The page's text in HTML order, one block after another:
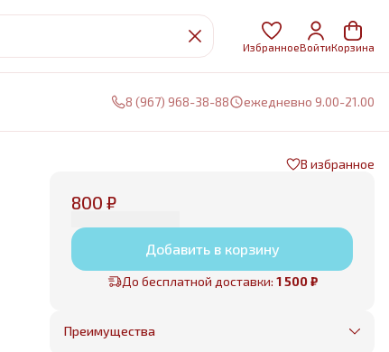
ИзбранноеВойтиКорзина
8 (967) 968-38-88 ежедневно 9.00-21.00
В избранное
800 ₽
Добавить в корзину
До бесплатной доставки: 1 500 ₽
Преимущества
Оплата частями в Сплит